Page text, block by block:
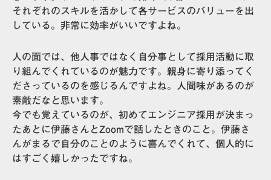
それぞれのスキルを活かして各サービスのバリューを出
している。非常に効率がいいですよね。
人の面では、他人事ではなく自分事として採用活動に取
り組んでくれているのが魅力です。親身に寄り添ってく
ださっているのを感じるんですよね。人間味があるのが
素敵だなと思います。
今でも覚えているのが、初めてエンジニア採用が決まっ
たあとに伊藤さんとZoomで話したときのこと。伊藤さ
んがまるで自分のことのように喜んでくれて、個人的に
はすごく嬉しかったですね。